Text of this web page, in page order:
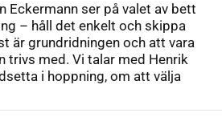
Eckermann ser på valet av bett
– håll det enkelt och skippa
är grundridningen och att vara
trivs med. Vi talar med Henrik
i hoppning, om att välja